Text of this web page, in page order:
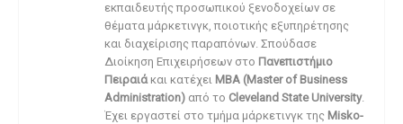
εκπαιδευτής προσωπικού ξενοδοχείων σε
θέματα μάρκετινγκ, ποιοτικής εξυπηρέτησης
και διαχείρισης παραπόνων. Σπούδασε
Διοίκηση Επιχειρήσεων στο Πανεπιστήμιο
Πειραιάκαι κατέχει MBA (Master of Business
Administration) από το Cleveland State University.
Έχει εργαστεί στο τμήμα μάρκετινγκ της Misko-